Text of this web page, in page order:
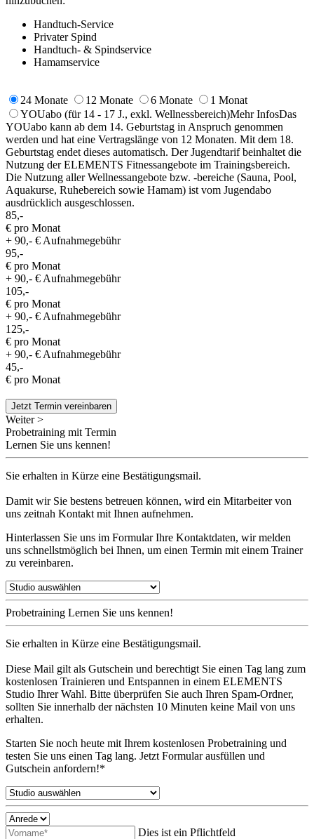
Handtuch-Service
Privater Spind
Handtuch- & Spindservice
Hamamservice
24 Monate 12 Monate 6 Monate
1 Monat
YOUabo (für 14 - 17 J., exkl. Wellnessbereich)Mehr InfosDas
YOUabo kann ab dem 14. Geburtstag in Anspruch genommen
werden und hat eine Vertragslänge von 12 Monaten. Mit dem 18.
Geburtstag endet dieses automatisch. Der Jugendtarif beinhaltet die
Nutzung der ELEMENTS Fitnessangebote im Trainingsbereich.
Die Nutzung aller Wellnessangebote bzw. -bereiche (Sauna, Pool,
Aquakurse, Ruhebereich sowie Hamam) ist vom Jugendabo
ausdrücklich ausgeschlossen.
85,-
€ pro Monat
+ 90,- € Aufnahmegebühr
95,-
€ pro Monat
+ 90,- € Aufnahmegebühr
105,-
€ pro Monat
+ 90,- € Aufnahmegebühr
125,-
€ pro Monat
+ 90,- € Aufnahmegebühr
45,-
€ pro Monat
Jetzt Termin vereinbaren
Weiter >
Probetraining mit Termin
Lernen Sie uns kennen!
Sie erhalten in Kürze eine Bestätigungsmail.
Damit wir Sie bestens betreuen können, wird ein Mitarbeiter von
uns zeitnah Kontakt mit Ihnen aufnehmen.
Hinterlassen Sie uns im Formular Ihre Kontaktdaten, wir melden
uns schnellstmöglich bei Ihnen, um einen Termin mit einem Trainer
zu vereinbaren.
Probetraining Lernen Sie uns kennen!
Sie erhalten in Kürze eine Bestätigungsmail.
Diese Mail gilt als Gutschein und berechtigt Sie einen Tag lang zum
kostenlosen Trainieren und Entspannen in einem ELEMENTS
Studio Ihrer Wahl. Bitte überprüfen Sie auch Ihren Spam-Ordner,
sollten Sie innerhalb der nächsten 10 Minuten keine Mail von uns
erhalten.
Starten Sie noch heute mit Ihrem kostenlosen Probetraining und
testen Sie uns einen Tag lang. Jetzt Formular ausfüllen und
Gutschein anfordern!*
Dies ist ein Pflichtfeld